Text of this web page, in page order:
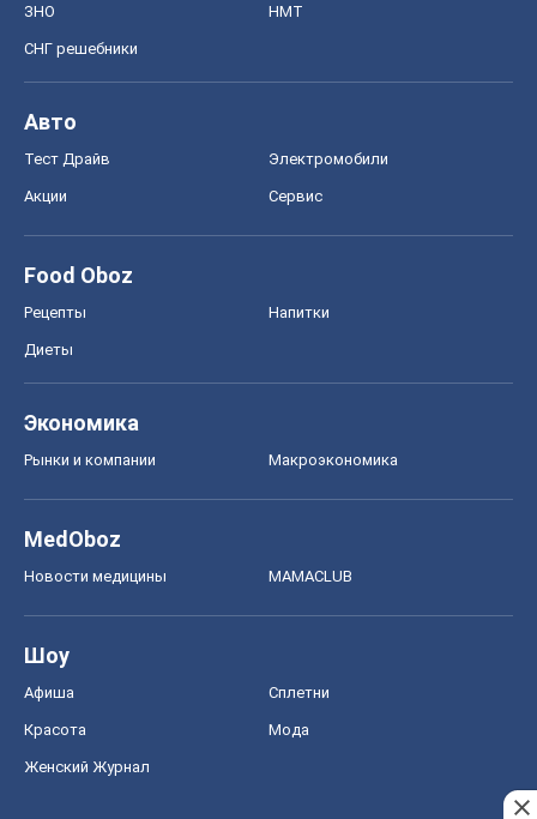
ЗНО НМТ
СНГ решебники
Авто
Тест Драйв Электромобили
Акции Сервис
Food Oboz
Рецепты Напитки
Диеты
Экономика
Рынки и компании Mакроэкономика
MedOboz
Новости медицины MAMACLUB
Шоу
Афиша Сплетни
Красота Мода
Женский Журнал